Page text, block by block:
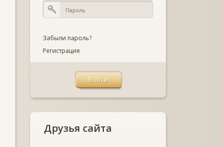
Забыли пароль?
Регистрация
Друзья сайта